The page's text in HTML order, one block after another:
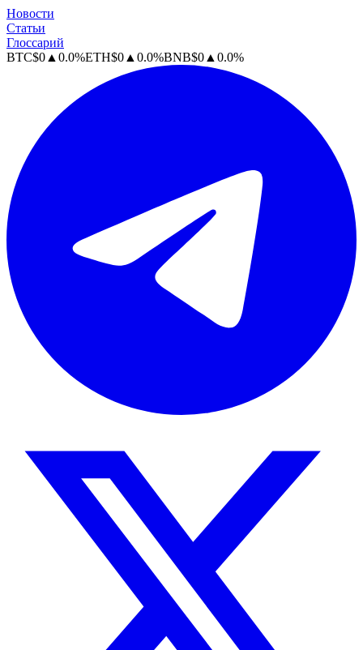
Новости
Статьи
Глоссарий
BTC$0 ▲ 0.0%ETH$0 ▲ 0.0%BNB$0 ▲ 0.0%